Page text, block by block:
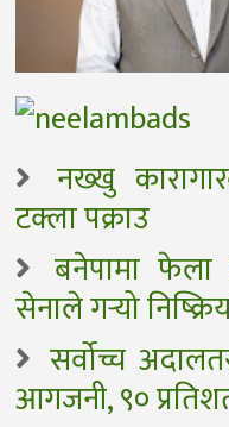
नख्खु
टक्ला पक्राउ
बनेपामा
सेनाले गर्‍यो
सर्वोच्च
आगजनी, ९०